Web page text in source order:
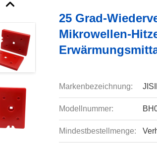
25 Grad-
Mikrowellen-
Markenbezeichnung:
Modellnummer:
Mindestbestellmenge: